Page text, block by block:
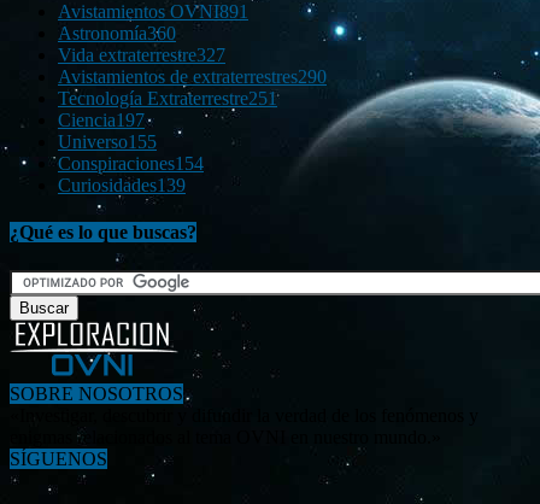
Avistamientos OVNI891
Astronomía360
Vida extraterrestre327
Avistamientos de extraterrestres290
Tecnología Extraterrestre251
Ciencia197
Universo155
Conspiraciones154
Curiosidades139
¿Qué es lo que buscas?
SOBRE NOSOTROS
enigmas relacionados al tema OVNI en nuestro mundo.»
SÍGUENOS